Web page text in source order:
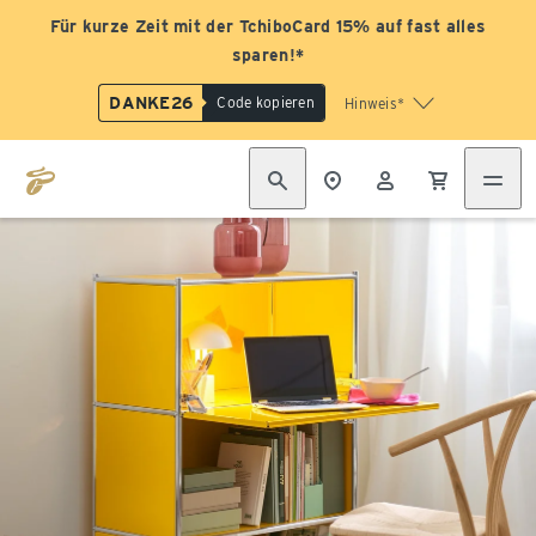
Für kurze Zeit mit der TchiboCard 15% auf fast alles
sparen!*
DANKE26 Code kopieren Hinweis*